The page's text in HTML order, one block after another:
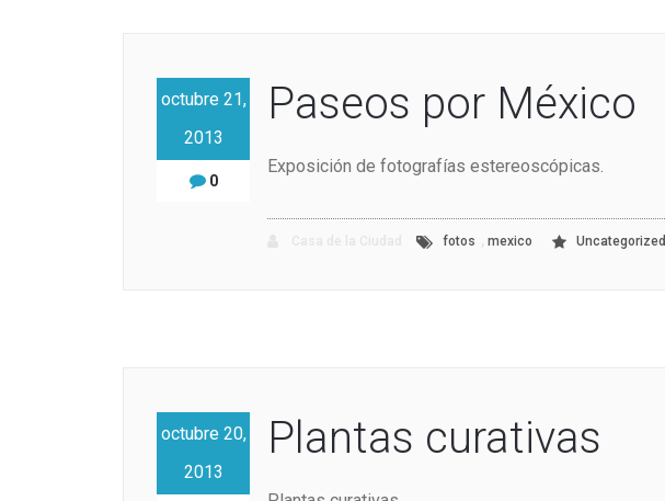
octubre 21,
2013
0
Paseos por México
Exposición de fotografías estereoscópicas.
fotos mexico Uncategorized
octubre 20,
2013
Plantas curativas